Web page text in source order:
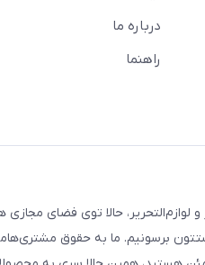
درباره ما
راهنما
لوازم‌التحریر، حالا توی فضای
برسونیم. ما به حقوق